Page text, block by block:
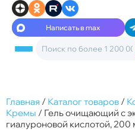
Написать в max
Главная / Каталог товаров /
Кремы / Гель очищающий с
гиалуроновой кислотой, 200